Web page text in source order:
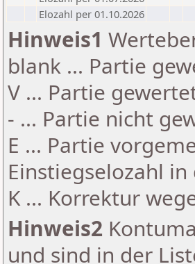
Elozahl per 01.10.2026
Hinweis1
blank ... Partie
V ... Partie
- ... Partie nicht
E ... Partie
Einstiegselozahl
K ... Korrektur
Hinweis2
und sind in der